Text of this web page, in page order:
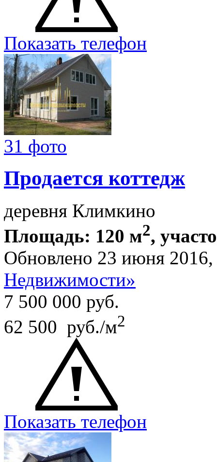
Показать телефон
31 фото
Продается коттедж
деревня Климкино
Площадь: 120 м2,
Обновлено 23 июня
Недвижимости»
7 500 000 руб.
62 500 руб./м2
Показать телефон